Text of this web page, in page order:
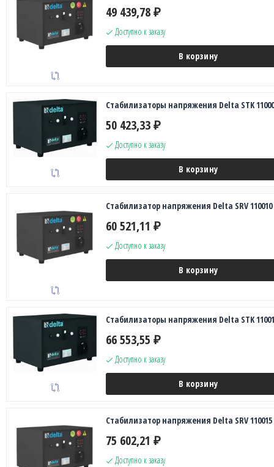
49 439,78 ₽
Доступно к заказу
В корзину
Стабилизаторы напряжения Delta STK
50 423,33 ₽
Доступно к заказу
В корзину
Стабилизатор напряжения Delta SRV 110010
60 521,11 ₽
Доступно к заказу
В корзину
Стабилизаторы напряжения Delta STK
66 553,55 ₽
Доступно к заказу
В корзину
Стабилизатор напряжения Delta SRV 110015
75 602,21 ₽
Доступно к заказу